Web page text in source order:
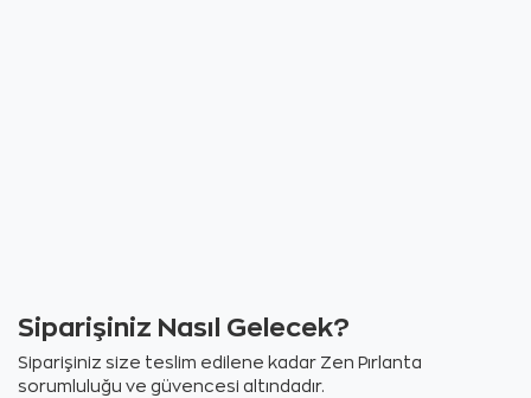
Siparişiniz Nasıl Gelecek?
Siparişiniz size teslim edilene kadar Zen Pırlanta
sorumluluğu ve güvencesi altındadır.